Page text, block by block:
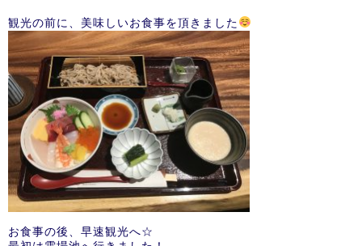
観光の前に、美味しいお食事を頂きました
お食事の後、早速観光へ☆